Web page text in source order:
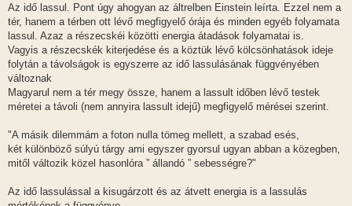
Az idő lassul. Pont úgy ahogyan az áltrelben Einstein leírta. Ezzel nem a
tér, hanem a térben ott lévő megfigyelő órája és minden egyéb folyamata
lassul. Azaz a részecskéi közötti energia átadások folyamatai is.
Vagyis a részecskék kiterjedése és a köztük lévő kölcsönhatások ideje
folytán a távolságok is egyszerre az idő lassulásának függvényében
változnak
Magyarul nem a tér megy össze, hanem a lassult időben lévő testek
méretei a távoli (nem annyira lassult idejű) megfigyelő mérései szerint.
"A másik dilemmám a foton nulla tömeg mellett, a szabad esés,
két különböző súlyú tárgy ami egyszer gyorsul ugyan abban a közegben,
mitől változik közel hasonlóra ” állandó ” sebességre?"
Az idő lassulással a kisugárzott és az átvett energia is a lassulás